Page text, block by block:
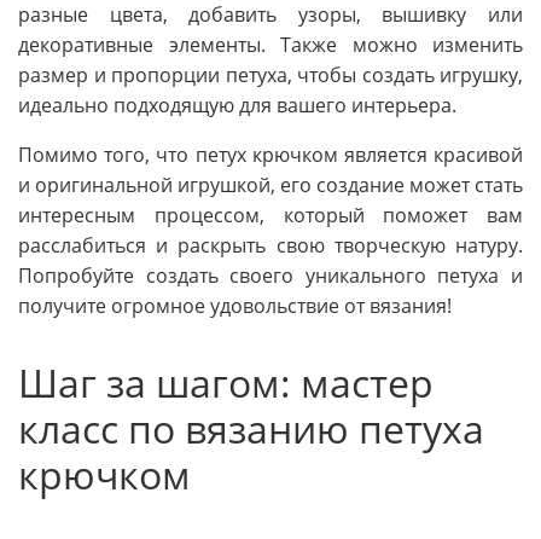
разные цвета, добавить узоры, вышивку или
декоративные элементы. Также можно изменить
размер и пропорции петуха, чтобы создать игрушку,
идеально подходящую для вашего интерьера.
Помимо того, что петух крючком является красивой
и оригинальной игрушкой, его создание может стать
интересным процессом, который поможет вам
расслабиться и раскрыть свою творческую натуру.
Попробуйте создать своего уникального петуха и
получите огромное удовольствие от вязания!
Шаг за шагом: мастер
класс по вязанию петуха
крючком